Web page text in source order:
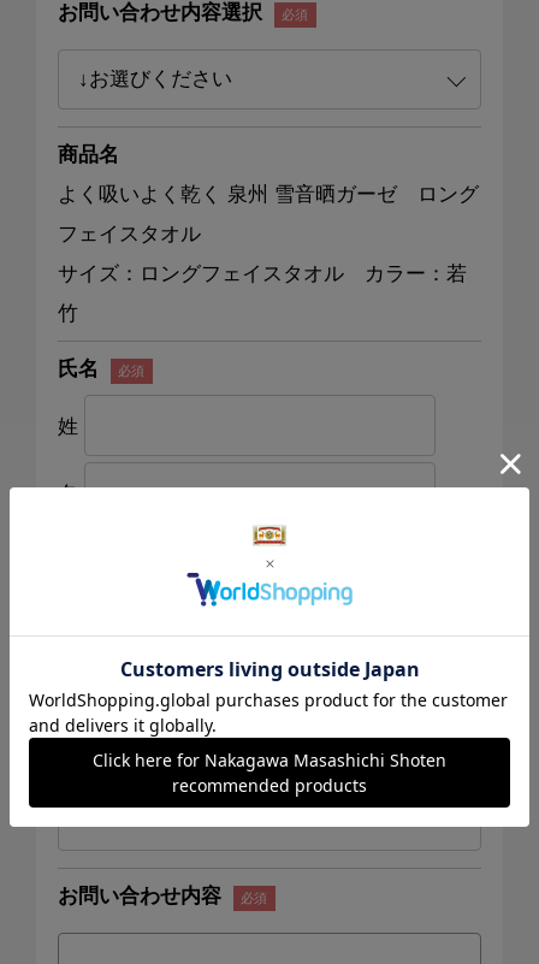
お問い合わせ内容選択
商品名
よく吸いよく乾く 泉州 雪音晒ガーゼ ロング
フェイスタオル
サイズ：ロングフェイスタオル カラー：若
竹
氏名
姓
名
メールアドレス
お問い合わせ内容